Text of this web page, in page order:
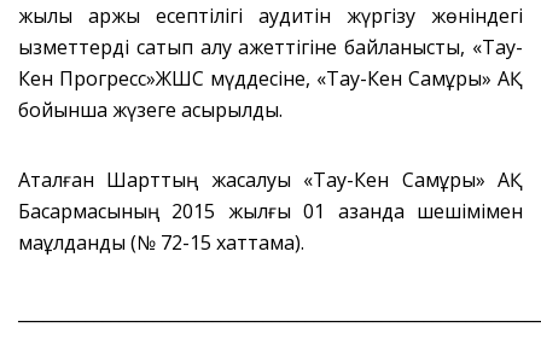
жылы қаржы есептілігі аудитін жүргізу жөніндегі
қызметтерді сатып алу қажеттігіне байланысты, «Тау-
Кен Прогресс»ЖШС мүддесіне, «Тау-Кен Самұрық» АҚ
бойынша жүзеге асырылды.
Аталған Шарттың жасалуы «Тау-Кен Самұрық» АҚ
Басқармасының 2015 жылғы 01 қазанда шешімімен
мақұлданды (№ 72-15 хаттама).